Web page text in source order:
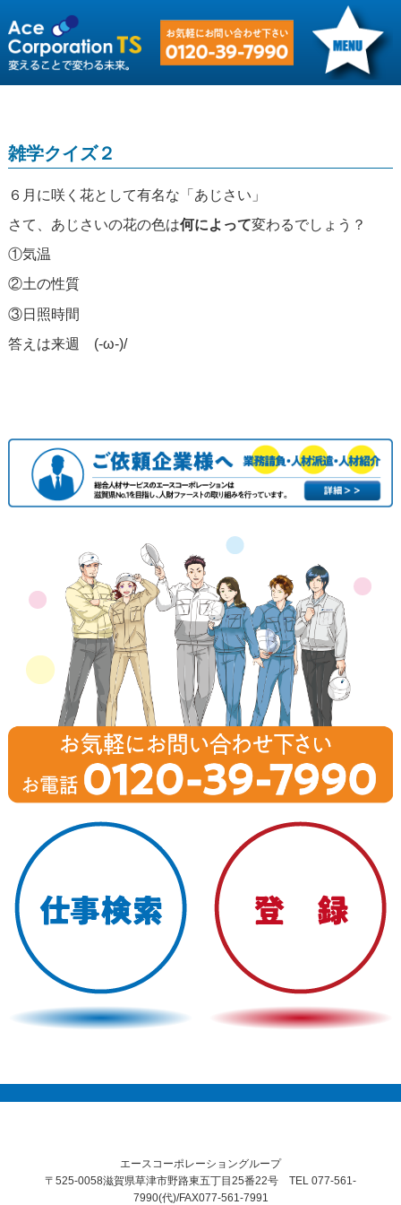
雑学クイズ２
６月に咲く花として有名な「あじさい」
さて、あじさいの花の色は何によって変わるでしょう？
①気温
②土の性質
③日照時間
答えは来週 (-ω-)/
エースコーポレーショングループ
〒525-0058滋賀県草津市野路東五丁目25番22号 TEL 077-561-
7990(代)/FAX077-561-7991